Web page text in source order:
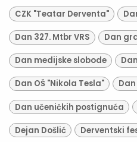
CZK "Teatar Derventa"
Dan 327. Mtbr VRS Dan
Dan medijske slobode
Dan OŠ "Nikola Tesla"
Dan učeničkih postignuća
Dejan Došlić Derventski